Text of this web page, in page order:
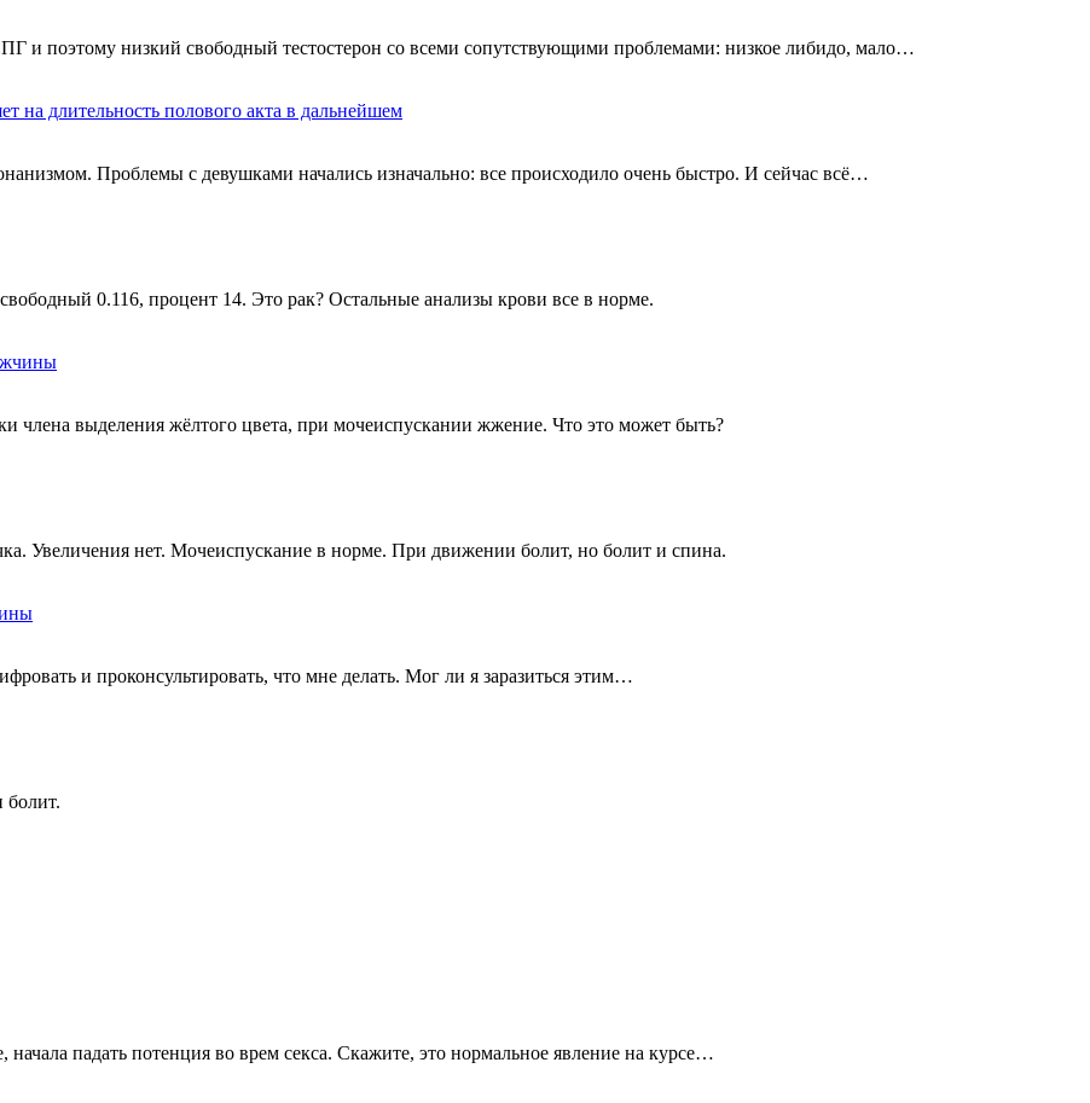
поэтому низкий свободный тестостерон со всеми сопутствующими проблемами: низкое либидо, мало…
на длительность полового акта в дальнейшем
Проблемы с девушками начались изначально: все происходило очень быстро. И сейчас всё…
0.116, процент 14. Это рак? Остальные анализы крови все в норме.
члена выделения жёлтого цвета, при мочеиспускании жжение. Что это может быть?
Увеличения нет. Мочеиспускание в норме. При движении болит, но болит и спина.
и проконсультировать, что мне делать. Мог ли я заразиться этим…
болит.
начала падать потенция во врем секса. Скажите, это нормальное явление на курсе…